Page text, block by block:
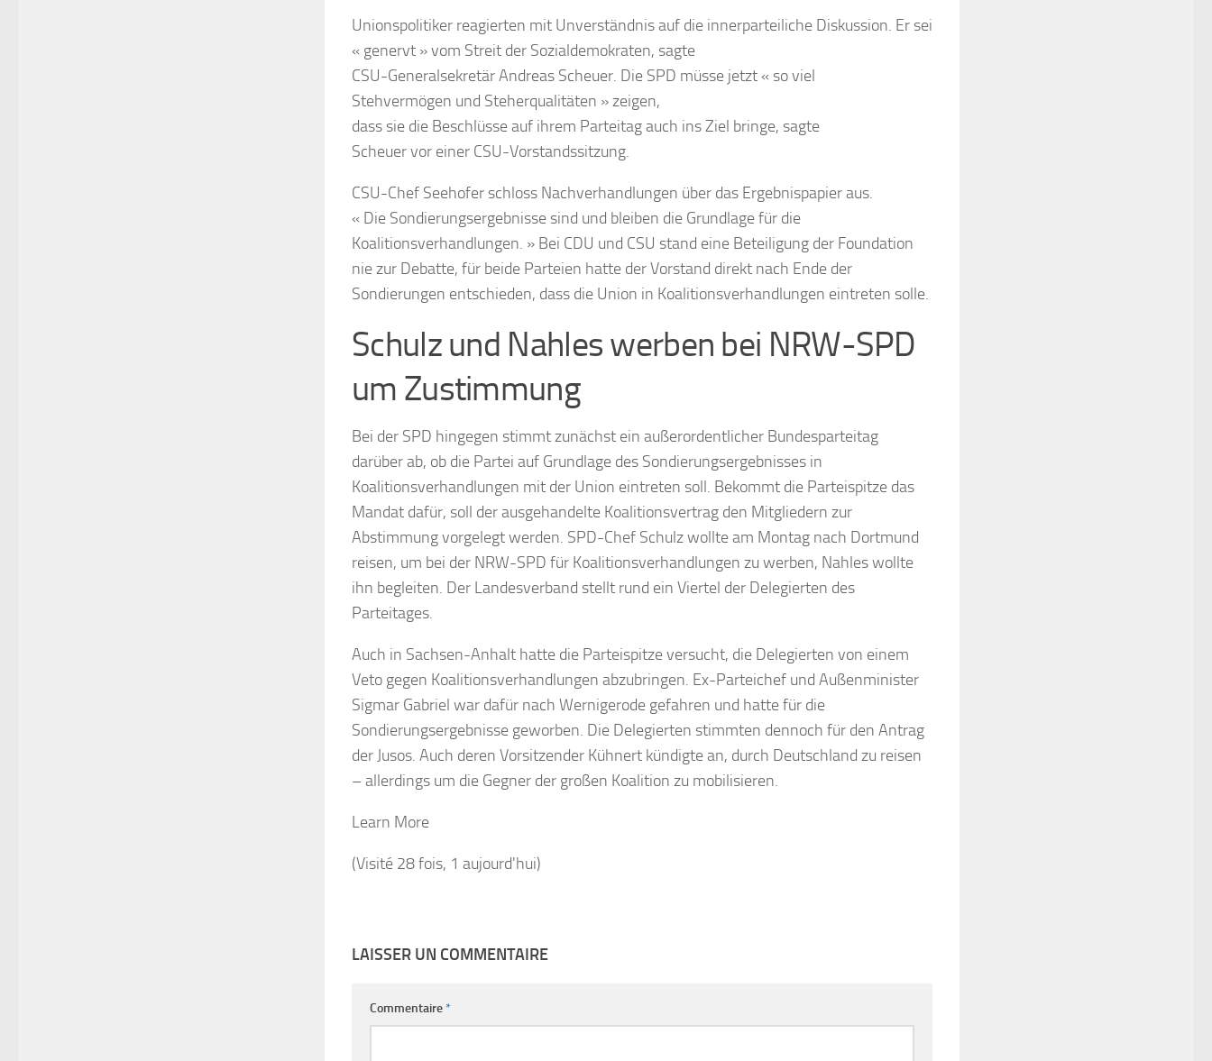
Unionspolitiker reagierten mit Unverständnis auf die innerparteiliche Diskussion. Er sei
« genervt » vom Streit der Sozialdemokraten, sagte
CSU-Generalsekretär Andreas Scheuer. Die SPD müsse jetzt « so viel
Stehvermögen und Steherqualitäten » zeigen,
dass sie die Beschlüsse auf ihrem Parteitag auch ins Ziel bringe, sagte
Scheuer vor einer CSU-Vorstandssitzung.
CSU-Chef Seehofer schloss Nachverhandlungen über das Ergebnispapier aus.
« Die Sondierungsergebnisse sind und bleiben die Grundlage für die
Koalitionsverhandlungen. » Bei CDU und CSU stand eine Beteiligung der Foundation
nie zur Debatte, für beide Parteien hatte der Vorstand direkt nach Ende der
Sondierungen entschieden, dass die Union in Koalitionsverhandlungen eintreten solle.
Schulz und Nahles werben bei NRW-SPD
um Zustimmung
Bei der SPD hingegen stimmt zunächst ein außerordentlicher Bundesparteitag
darüber ab, ob die Partei auf Grundlage des Sondierungsergebnisses in
Koalitionsverhandlungen mit der Union eintreten soll. Bekommt die Parteispitze das
Mandat dafür, soll der ausgehandelte Koalitionsvertrag den Mitgliedern zur
Abstimmung vorgelegt werden. SPD-Chef Schulz wollte am Montag nach Dortmund
reisen, um bei der NRW-SPD für Koalitionsverhandlungen zu werben, Nahles wollte
ihn begleiten. Der Landesverband stellt rund ein Viertel der Delegierten des
Parteitages.
Auch in Sachsen-Anhalt hatte die Parteispitze versucht, die Delegierten von einem
Veto gegen Koalitionsverhandlungen abzubringen. Ex-Parteichef und Außenminister
Sigmar Gabriel war dafür nach Wernigerode gefahren und hatte für die
Sondierungsergebnisse geworben. Die Delegierten stimmten dennoch für den Antrag
der Jusos. Auch deren Vorsitzender Kühnert kündigte an, durch Deutschland zu reisen
– allerdings um die Gegner der großen Koalition zu mobilisieren.
Learn More
(Visité 28 fois, 1 aujourd'hui)
LAISSER UN COMMENTAIRE
Commentaire*